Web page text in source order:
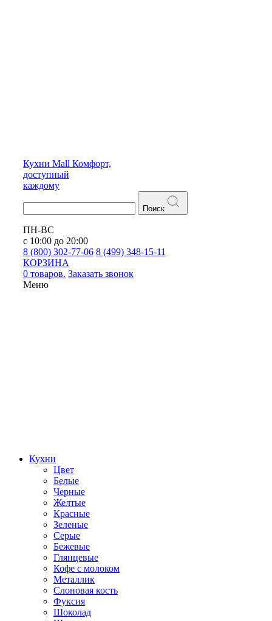
Кухни Mall Комфорт,
доступный
каждому
Поиск
ПН-ВС
с 10:00 до 20:00
8 (800) 302-77-06 8 (499) 348-15-11
КОРЗИНА
0 товаров. Заказать звонок
Меню
Кухни
Цвет
Белые
Черные
Желтые
Красные
Зеленые
Серые
Бежевые
Глянцевые
Кофе с молоком
Металлик
Слоновая кость
Фуксия
Шоколад